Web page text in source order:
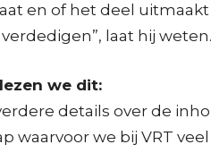
en of het deel
laat hij
we dit:
details over de
waarvoor we bij VRT